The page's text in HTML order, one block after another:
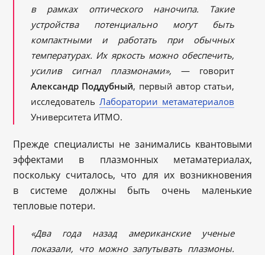
в рамках оптического наночипа. Такие
устройства потенциально могут быть
компактными и работать при обычных
температурах. Их яркость можно обеспечить,
усилив сигнал плазмонами», — говорит
Александр Поддубный, первый автор статьи,
исследователь Лаборатории метаматериалов
Университета ИТМО.
Прежде специалисты не занимались квантовыми
эффектами в плазмонных метаматериалах,
поскольку считалось, что для их возникновения
в системе должны быть очень маленькие
тепловые потери.
«Два года назад американские ученые
показали, что можно запутывать плазмоны.